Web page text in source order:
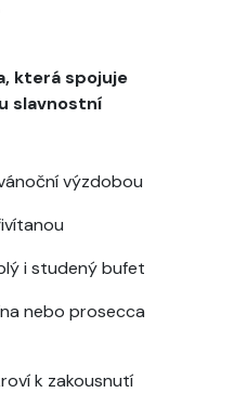
která spojuje
slavnostní
výzdobou
i studený bufet
nebo prosecca
k zakousnutí